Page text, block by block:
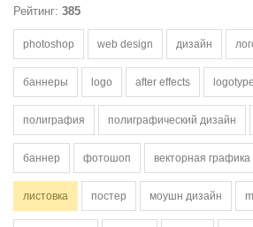
Рейтинг: 385
photoshop web design дизайн
баннеры logo after effects logotype
полиграфия полиграфический дизайн
баннер фотошоп векторная графика
листовка постер моушн дизайн